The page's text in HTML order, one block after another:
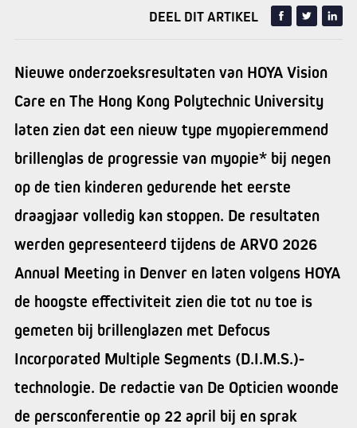
DEEL DIT ARTIKEL
Nieuwe onderzoeksresultaten van HOYA Vision
Care en The Hong Kong Polytechnic University
laten zien dat een nieuw type myopieremmend
brillenglas de progressie van myopie* bij negen
op de tien kinderen gedurende het eerste
draagjaar volledig kan stoppen. De resultaten
werden gepresenteerd tijdens de ARVO 2026
Annual Meeting in Denver en laten volgens HOYA
de hoogste effectiviteit zien die tot nu toe is
gemeten bij brillenglazen met Defocus
Incorporated Multiple Segments (D.I.M.S.)-
technologie. De redactie van De Opticien woonde
de persconferentie op 22 april bij en sprak